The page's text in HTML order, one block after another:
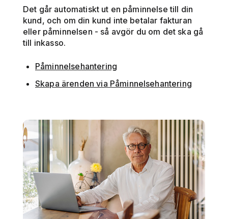
Det går automatiskt ut en påminnelse till din
kund, och om din kund inte betalar fakturan
eller påminnelsen - så avgör du om det ska gå
till inkasso.
Påminnelsehantering
Skapa ärenden via Påminnelsehantering